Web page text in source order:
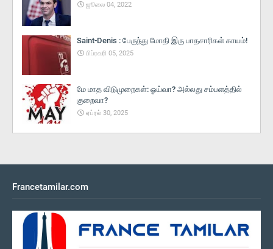
ஜூலை 04, 2022
Saint-Denis : பேருந்து மோதி இரு பாதசாரிகள் காயம்!
பிப்ரவரி 05, 2025
மே மாத விடுமுறைகள்: ஓய்வா? அல்லது சம்பளத்தில்
குறைவா?
ஏப்ரல் 30, 2025
Francetamilar.com